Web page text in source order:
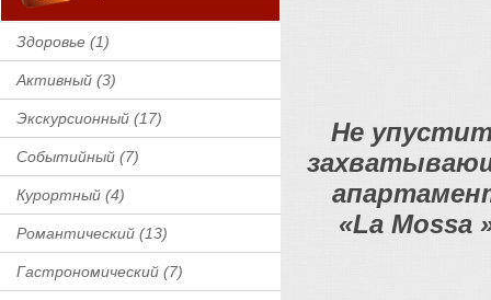
Здоровье (1)
Активный (3)
Экскурсионный (17)
Событийный (7)
Курортный (4)
Романтический (13)
Гастрономический (7)
Не
«La Mossa